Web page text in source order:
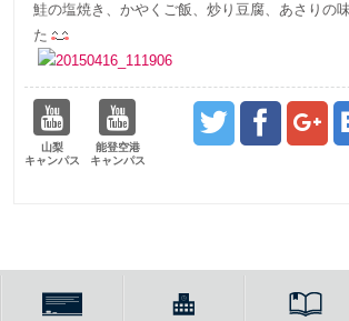
鮭の塩焼き、かやくご飯、炒り豆腐、あさりの
た
山梨
キャンパス
能登空港
キャンパス